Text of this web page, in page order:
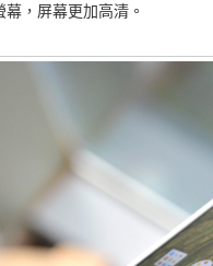
幕，屏幕更加高清。